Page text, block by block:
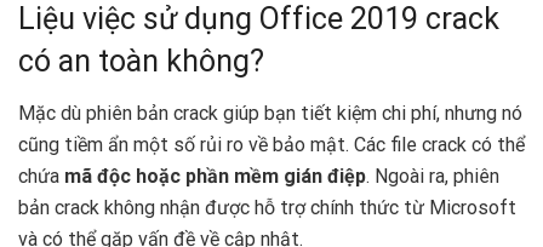
Liệu việc sử dụng Office 2019 crack
có an toàn không?
Mặc dù phiên bản crack giúp bạn tiết kiệm chi phí, nhưng nó
cũng tiềm ẩn một số rủi ro về bảo mật. Các file crack có thể
chứa mã độc hoặc phần mềm gián điệp. Ngoài ra, phiên
bản crack không nhận được hỗ trợ chính thức từ Microsoft
và có thể gặp vấn đề về cập nhật.